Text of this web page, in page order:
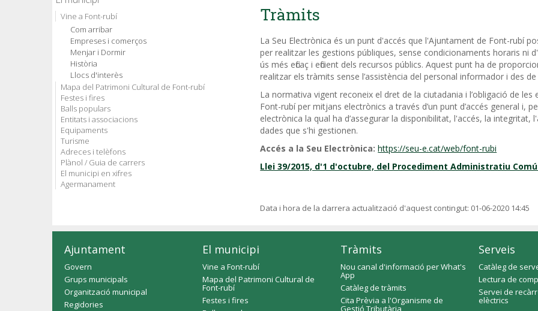
Vine a Font-rubí
Com arribar
Empreses i comerços
Menjar i Dormir
Història
Llocs d'interès
Mapa del Patrimoni Cultural de Font-rubí
Festes i fires
Balls populars
Entitats i associacions
Equipaments
Turisme
Adreces i telèfons
Plànol / Guia de carrers
El municipi en xifres
Agermanament
Tràmits
La Seu Electrònica és un punt d'accés que l'Ajuntament de Font-rubí
per realitzar les gestions públiques, sense condicionaments horaris ni
ús més eficaç i eficient dels recursos públics. Aquest punt ha de
realitzar els tràmits sense l’assistència del personal informador i des
La normativa vigent reconeix el dret de la ciutadania i l’obligació de
Font-rubí per mitjans electrònics a través d’un punt d’accés general i,
electrònica la qual ha d’assegurar la disponibilitat, l'accés, la integritat,
dades que s'hi gestionen.
Accés a la Seu Electrònica:https://seu-e.cat/web/font-rubi
Llei 39/2015, d'1 d'octubre, del Procediment Administratiu
Data i hora de la darrera actualització d'aquest contingut: 01-06-2020 14:45
Ajuntament
Govern
Grups municipals
Organització municipal
Regidories
El municipi
Vine a Font-rubí
Mapa del Patrimoni Cultural de
Font-rubí
Festes i fires
Tràmits
Nou canal d'informació per What's
App
Catàleg de tràmits
Cita Prèvia a l'Organisme de
Gestió Tributària
Serveis
Catàleg de
Lectura de
Servei de
elèctrics